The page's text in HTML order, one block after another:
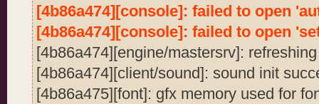
[4b86a474][console]: failed to open
[4b86a474][console]: failed to open
[4b86a474][engine/mastersrv]:
[4b86a474][client/sound]: sound init
[4b86a475][font]: gfx memory used for